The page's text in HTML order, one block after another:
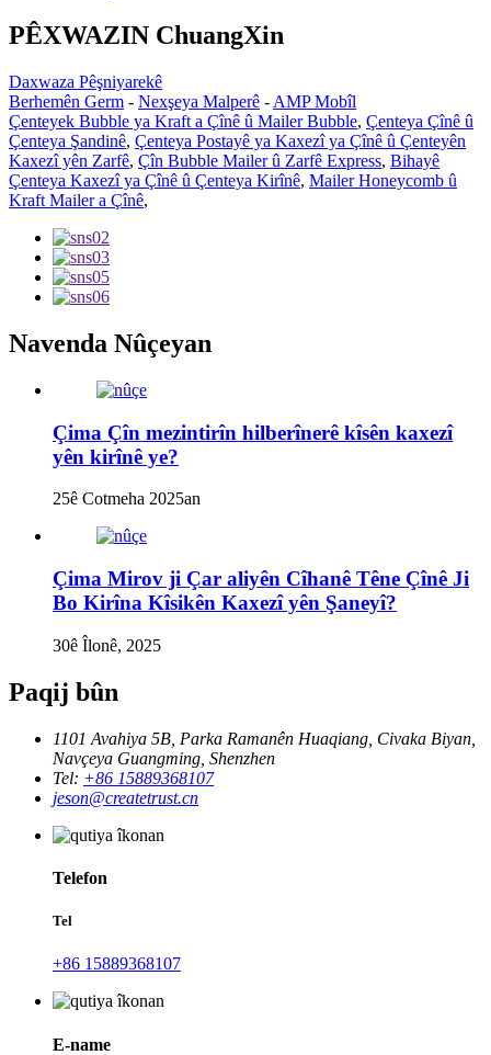
PÊXWAZIN ChuangXin
Daxwaza Pêşniyarekê
Berhemên Germ - Nexşeya Malperê - AMP Mobîl
Çenteyek Bubble ya Kraft a Çînê û Mailer Bubble, Çenteya Çînê û
Çenteya Şandinê, Çenteya Postayê ya Kaxezî ya Çînê û Çenteyên
Kaxezî yên Zarfê, Çîn Bubble Mailer û Zarfê Express, Bihayê
Çenteya Kaxezî ya Çînê û Çenteya Kirînê, Mailer Honeycomb û
Kraft Mailer a Çînê,
Navenda Nûçeyan
Çima Çîn mezintirîn hilberînerê kîsên kaxezî
yên kirînê ye?
25ê Cotmeha 2025an
Çima Mirov ji Çar aliyên Cîhanê Têne Çînê Ji
Bo Kirîna Kîsikên Kaxezî yên Şaneyî?
30ê Îlonê, 2025
Paqij bûn
1101 Avahiya 5B, Parka Ramanên Huaqiang, Civaka Biyan,
Navçeya Guangming, Shenzhen
Tel: +86 15889368107
jeson@createtrust.cn
Telefon
Tel
+86 15889368107
E-name